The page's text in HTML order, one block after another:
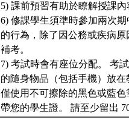
5) 課前預習有助於瞭解授課
6) 修課學生須準時參加兩次
的行為，除了因公務或疾病
補考。
7) 考試時會有座位分配。 考
的隨身物品（包括手機）放
僅使用不可擦除的黑色或藍
帶您的學生證。 請至少留出